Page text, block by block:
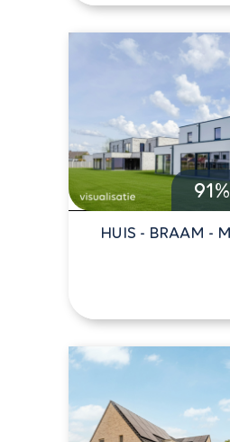
HUIS - BRAAM -